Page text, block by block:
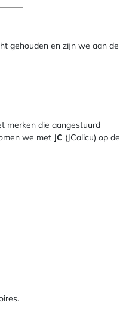
gehouden en zijn we aan de
merken die aangestuurd
we met JC (JCalicu) op de